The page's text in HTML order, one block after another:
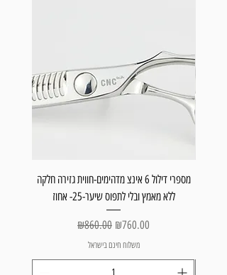
מספרי דילול 6 אינצ מדהימים-חווית גזירה חלקה
ללא מאמץ ובלי לתפוס שיער-25- אחוז
Regular Price
₪860.00 Sale Price
₪760.00
משלוח חינם בישראל